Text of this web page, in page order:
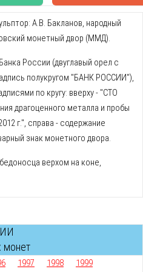
А.В. Бакланов, народный
монетный двор (ММД).
России (двуглавый орел с
полукругом "БАНК РОССИИ"),
по кругу: вверху - "СТО
драгоценного металла и пробы
г.", справа - содержание
знак монетного двора.
верхом на коне,
монет
1997 1998 1999